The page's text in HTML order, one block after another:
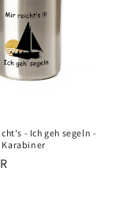
- Ich geh segeln -